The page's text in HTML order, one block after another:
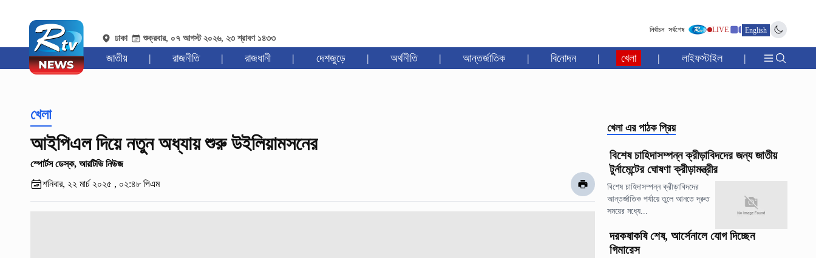
ঢাকা শুক্রবার, ০৭ আগস্ট ২০২৬, ২৩ শ্রাবণ ১৪৩৩
নির্বাচন সর্বশেষ LIVE English
জাতীয় | রাজনীতি | রাজধানী | দেশজুড়ে | অর্থনীতি | আন্তর্জাতিক | বিনোদন | খেলা | লাইফস্টাইল |
খেলা
আইপিএল দিয়ে নতুন অধ্যায় শুরু উইলিয়ামসনের
স্পোর্টস ডেস্ক, আরটিভি নিউজ
শনিবার, ২২ মার্চ ২০২৫ , ০২:৪৮ পিএম
খেলা এর পাঠক প্রিয়
বিশেষ চাহিদাসম্পন্ন ক্রীড়াবিদদের জন্য জাতীয়
টুর্নামেন্টের ঘোষণা ক্রীড়ামন্ত্রীর
বিশেষ চাহিদাসম্পন্ন ক্রীড়াবিদদের
আন্তর্জাতিক পর্যায়ে তুলে আনতে দ্রুত
সময়ের মধ্যে...
দরকষাকষি শেষ, আর্সেনালে যোগ দিচ্ছেন
গিমারেস